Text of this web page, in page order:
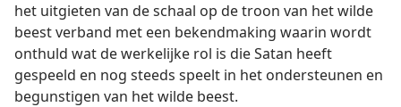
het uitgieten van de schaal op de troon van het wilde
beest verband met een bekendmaking waarin wordt
onthuld wat de werkelijke rol is die Satan heeft
gespeeld en nog steeds speelt in het ondersteunen en
begunstigen van het wilde beest.